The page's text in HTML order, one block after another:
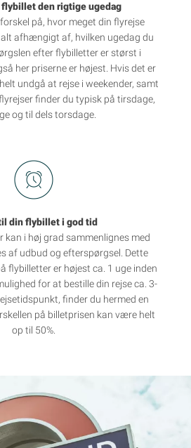
den rigtige ugedag
på, hvor meget din flyrejse
afhængigt af, hvilken ugedag du
efter flybilletter er størst i
her priserne er højest. Hvis det er
undgå at rejse i weekender, samt
finder du typisk på tirsdage,
og til dels torsdage.
din flybillet i god tid
kan i høj grad sammenlignes med
af udbud og efterspørgsel. Dette
flybilletter er højest ca. 1 uge inden
for at bestille din rejse ca. 3-
finder du hermed en
på billetprisen kan være helt
op til 50%.